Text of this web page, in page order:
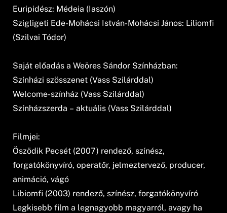
Euripidész: Médeia (Iaszón)
Szigligeti Ede-Mohácsi István-Mohácsi János: Liliomfi
(Szilvai Tódor)
Saját előadás a Weöres Sándor Színházban:
Színházi szösszenet (Vass Szilárddal)
Welcome-színház (Vass Szilárddal)
Színházszerda – aktuális (Vass Szilárddal)
Filmjei:
Öszödik Pecsét (2007) rendező, színész,
forgatókönyvíró, operatőr, jelmeztervező, producer,
animáció, vágó
Libiomfi (2003) rendező, színész, forgatókönyvíró
Legkisebb film a legnagyobb magyarról, avagy ha